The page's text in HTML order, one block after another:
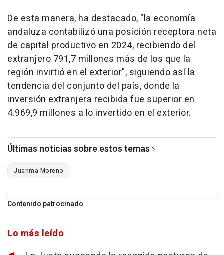
De esta manera, ha destacado, "la economía
andaluza contabilizó una posición receptora neta
de capital productivo en 2024, recibiendo del
extranjero 791,7 millones más de los que la
región invirtió en el exterior", siguiendo así la
tendencia del conjunto del país, donde la
inversión extranjera recibida fue superior en
4.969,9 millones a lo invertido en el exterior.
Últimas noticias sobre estos temas
Juanma Moreno
Contenido patrocinado
Lo más leído